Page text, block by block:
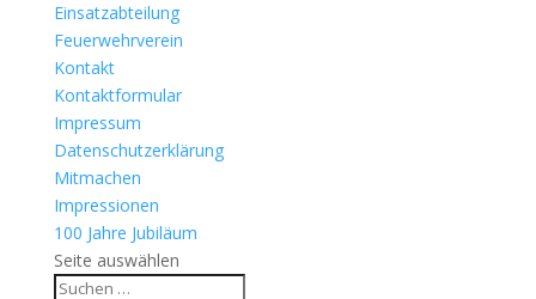
Einsatzabteilung
Feuerwehrverein
Kontakt
Kontaktformular
Impressum
Datenschutzerklärung
Mitmachen
Impressionen
100 Jahre Jubiläum
Seite auswählen